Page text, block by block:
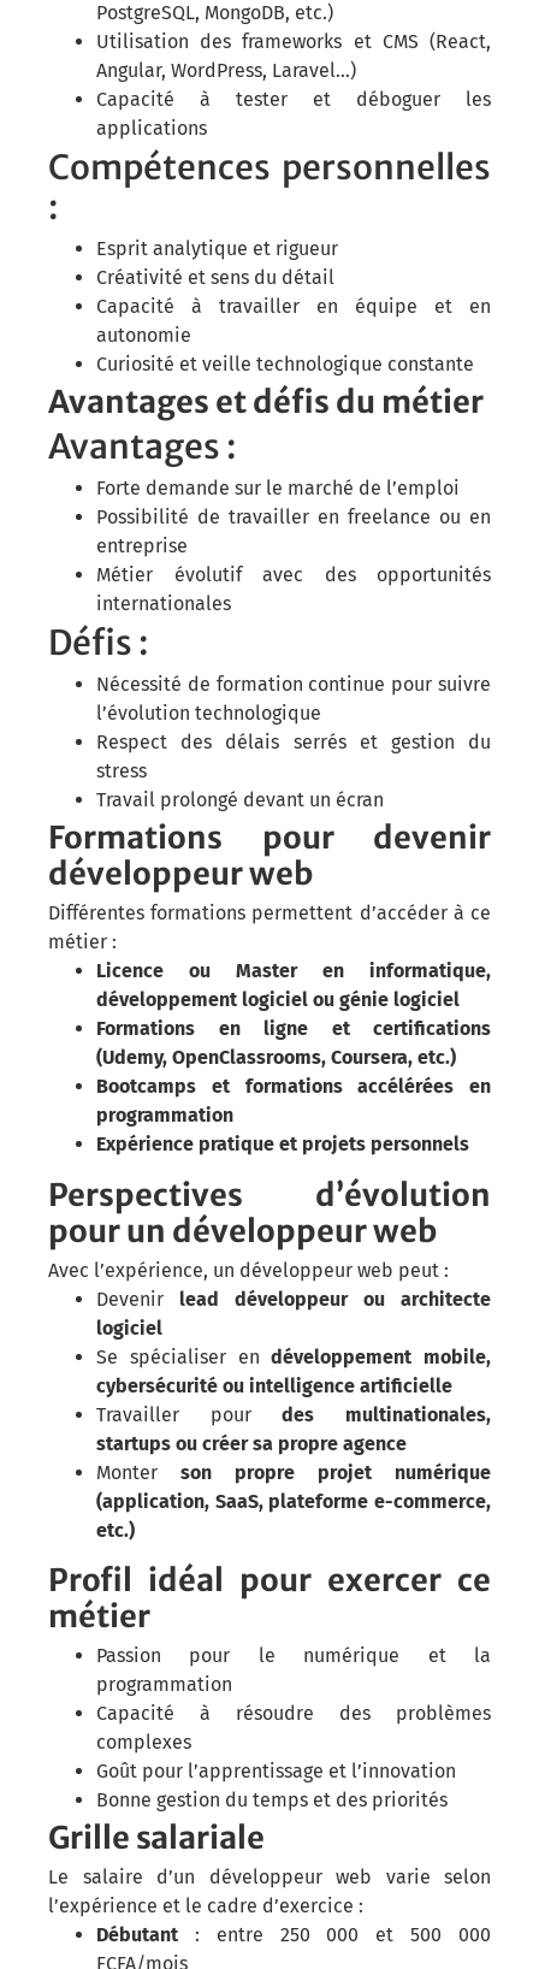
PostgreSQL, MongoDB, etc.)
Utilisation des frameworks et CMS (React,
Angular, WordPress, Laravel…)
Capacité à tester et déboguer les
applications
Compétences personnelles
:
Esprit analytique et rigueur
Créativité et sens du détail
Capacité à travailler en équipe et en
autonomie
Curiosité et veille technologique constante
Avantages et défis du métier
Avantages :
Forte demande sur le marché de l’emploi
Possibilité de travailler en freelance ou en
entreprise
Métier évolutif avec des opportunités
internationales
Défis :
Nécessité de formation continue pour suivre
l’évolution technologique
Respect des délais serrés et gestion du
stress
Travail prolongé devant un écran
Formations pour devenir
développeur web
Différentes formations permettent d’accéder à ce
métier :
Licence ou Master en informatique,
développement logiciel ou génie logiciel
Formations en ligne et certifications
(Udemy, OpenClassrooms, Coursera, etc.)
Bootcamps et formations accélérées en
programmation
Expérience pratique et projets personnels
Perspectives d’évolution
pour un développeur web
Avec l’expérience, un développeur web peut :
Devenir lead développeur ou architecte
logiciel
Se spécialiser endéveloppement mobile,
cybersécurité ou intelligence artificielle
Travailler pourdes multinationales,
startups ou créer sa propre agence
Monter son propre projet numérique
(application, SaaS, plateforme e-commerce,
etc.)
Profil idéal pour exercer ce
métier
Passion pour le numérique et la
programmation
Capacité à résoudre des problèmes
complexes
Goût pour l’apprentissage et l’innovation
Bonne gestion du temps et des priorités
Grille salariale
Le salaire d’un développeur web varie selon
l’expérience et le cadre d’exercice :
Débutant : entre 250 000 et 500 000
FCFA/mois